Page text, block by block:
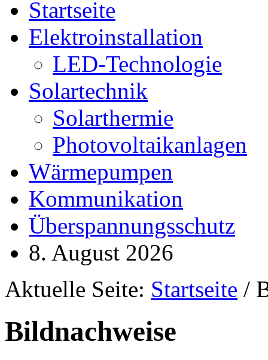
Startseite
Elektroinstallation
LED-Technologie
Solartechnik
Solarthermie
Photovoltaikanlagen
Wärmepumpen
Kommunikation
Überspannungsschutz
8. August 2026
Aktuelle Seite: Startseite /
Bildnachweise